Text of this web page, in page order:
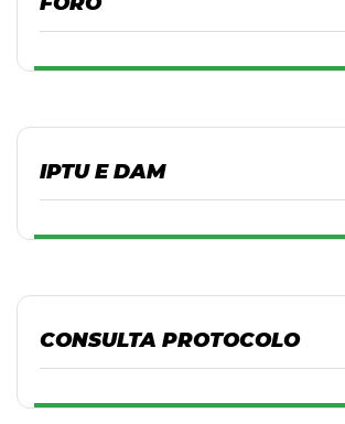
IPTU E DAM
CONSULTA PROTOCOLO